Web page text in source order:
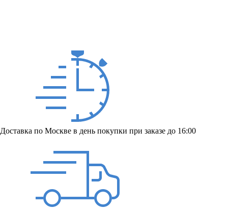
Доставка по Москве в день покупки при заказе до 16:00